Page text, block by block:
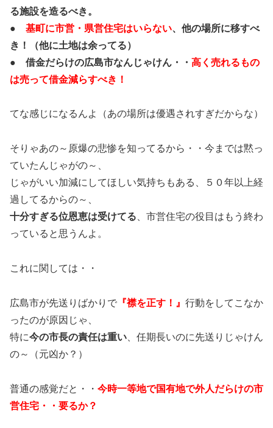
る施設を造るべき。
● 基町に市営・県営住宅はいらない、他の場所に移すべ
き！（他に土地は余ってる）
● 借金だらけの広島市なんじゃけん・・ 高く売れるもの
は売って借金減らすべき！
てな感じになるんよ（あの場所は優遇されすぎだからな）
そりゃあの～原爆の悲惨を知ってるから・・今までは黙っ
ていたんじゃがの～、
じゃがいい加減にしてほしい気持ちもある、５０年以上経
過してるからの～、
十分すぎる位恩恵は受けてる 、市営住宅の役目はもう終わ
っていると思うんよ。
これに関しては・・
広島市が先送りばかりで 『襟を正す！』 行動をしてこなか
ったのが原因じゃ、
特に今の市長の責任は重い 、任期長いのに先送りじゃけん
の～（元凶か？）
普通の感覚だと・・ 今時一等地で国有地で外人だらけの市
営住宅・・要るか？